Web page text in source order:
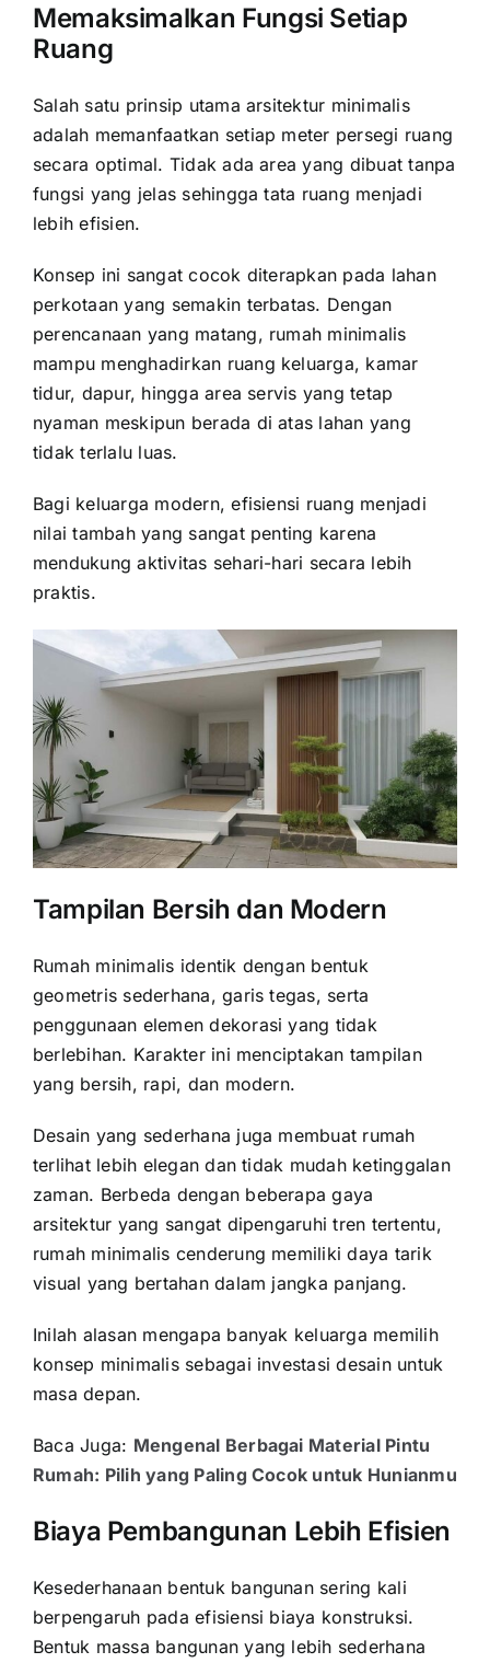
Memaksimalkan Fungsi Setiap
Ruang
Salah satu prinsip utama arsitektur minimalis
adalah memanfaatkan setiap meter persegi ruang
secara optimal. Tidak ada area yang dibuat tanpa
fungsi yang jelas sehingga tata ruang menjadi
lebih efisien.
Konsep ini sangat cocok diterapkan pada lahan
perkotaan yang semakin terbatas. Dengan
perencanaan yang matang, rumah minimalis
mampu menghadirkan ruang keluarga, kamar
tidur, dapur, hingga area servis yang tetap
nyaman meskipun berada di atas lahan yang
tidak terlalu luas.
Bagi keluarga modern, efisiensi ruang menjadi
nilai tambah yang sangat penting karena
mendukung aktivitas sehari-hari secara lebih
praktis.
Tampilan Bersih dan Modern
Rumah minimalis identik dengan bentuk
geometris sederhana, garis tegas, serta
penggunaan elemen dekorasi yang tidak
berlebihan. Karakter ini menciptakan tampilan
yang bersih, rapi, dan modern.
Desain yang sederhana juga membuat rumah
terlihat lebih elegan dan tidak mudah ketinggalan
zaman. Berbeda dengan beberapa gaya
arsitektur yang sangat dipengaruhi tren tertentu,
rumah minimalis cenderung memiliki daya tarik
visual yang bertahan dalam jangka panjang.
Inilah alasan mengapa banyak keluarga memilih
konsep minimalis sebagai investasi desain untuk
masa depan.
Baca Juga: Mengenal Berbagai Material Pintu
Rumah: Pilih yang Paling Cocok untuk Hunianmu
Biaya Pembangunan Lebih Efisien
Kesederhanaan bentuk bangunan sering kali
berpengaruh pada efisiensi biaya konstruksi.
Bentuk massa bangunan yang lebih sederhana